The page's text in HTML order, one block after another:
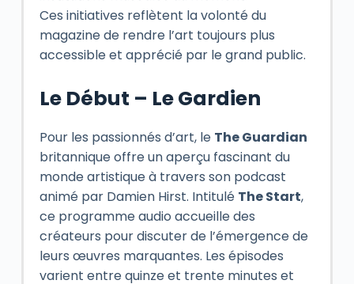
Ces initiatives reflètent la volonté du
magazine de rendre l’art toujours plus
accessible et apprécié par le grand public.
Le Début – Le Gardien
Pour les passionnés d’art, le The Guardian
britannique offre un aperçu fascinant du
monde artistique à travers son podcast
animé par Damien Hirst. Intitulé The Start,
ce programme audio accueille des
créateurs pour discuter de l’émergence de
leurs œuvres marquantes. Les épisodes
varient entre quinze et trente minutes et